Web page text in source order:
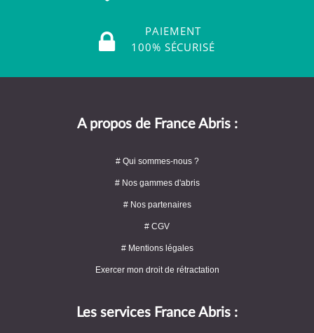
PAIEMENT
100% SÉCURISÉ
A propos de France Abris :
# Qui sommes-nous ?
# Nos gammes d'abris
# Nos partenaires
# CGV
# Mentions légales
Exercer mon droit de rétractation
Les services France Abris :